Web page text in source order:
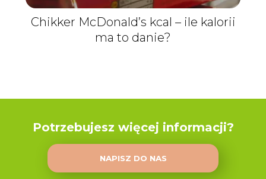
Chikker McDonald’s kcal – ile kalorii
ma to danie?
Potrzebujesz więcej informacji?
NAPISZ DO NAS